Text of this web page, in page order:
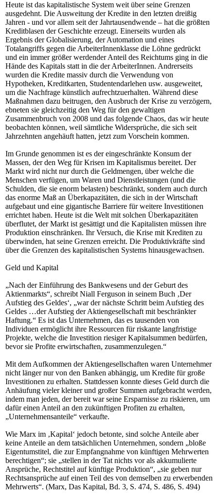
Heute ist das kapitalistische System weit über seine Grenzen
ausgedehnt. Die Ausweitung der Kredite in den letzten dreißig
Jahren - und vor allem seit der Jahrtausendwende – hat die größten
Kreditblasen der Geschichte erzeugt. Einerseits wurden als
Ergebnis der Globalisierung, der Automation und eines
Totalangriffs gegen die ArbeiterInnenklasse die Löhne gedrückt
und ein immer größer werdender Anteil des Reichtums ging in die
Hände des Kapitals statt in die der ArbeiterInnen. Andrerseits
wurden die Kredite massiv durch die Verwendung von
Hypotheken, Kreditkarten, Studentendarlehen usw. ausgeweitet,
um die Nachfrage künstlich aufrechtzuerhalten. Während diese
Maßnahmen dazu beitrugen, den Ausbruch der Krise zu verzögern,
ebneten sie gleichzeitig den Weg für den gewaltigen
Zusammenbruch von 2008 und das folgende Chaos, das wir heute
beobachten können, weil sämtliche Widersprüche, die sich seit
Jahrzehnten angehäuft hatten, jetzt zum Vorschein kommen.
Im Grunde genommen ist es der eingeschränkte Konsum der
Massen, der den Weg für Krisen im Kapitalismus bereitet. Der
Markt wird nicht nur durch die Geldmengen, über welche die
Menschen verfügen, um Waren und Dienstleistungen (und die
Schulden, die sie enorm belasten) beschränkt, sondern auch durch
das enorme Maß an Überkapazitäten, die sich in der Wirtschaft
aufgebaut und eine gigantische Barriere für weitere Investitionen
errichtet haben. Heute ist die Welt mit solchen Überkapazitäten
überflutet, der Markt ist gesättigt und die Kapitalisten müssen ihre
Produktion einschränken. Ihr Versuch, die Krise mit Krediten zu
überwinden, hat seine Grenzen erreicht. Die Produktivkräfte sind
über die Grenzen des kapitalistischen Systems hinausgewachsen.
Geld und Kapital
„Nach der Einführung des Bankwesens und der Geburt des
Aktienmarkts“, schreibt Niall Ferguson in seinem Buch ‚Der
Aufstieg des Geldes‘, „war der nächste Schritt beim Aufstieg des
Geldes …der Aufstieg der Aktiengesellschaft mit beschränkter
Haftung.“ Es ist das Unternehmen, das es tausenden von
Individuen ermöglicht ihre Ressourcen für riskante langfristige
Projekte, welche die Investition riesiger Kapitalsummen bedürfen,
bevor sie Profite erwirtschaften, zusammenzulegen.“
Mit dem Aufkommen der Aktiengesellschaften waren Unternehmer
nicht länger nur von den Banken abhängig, um Kredite für große
Investitionen zu erhalten. Stattdessen konnte dieses Geld durch die
Anhäufung vieler kleiner und großer Summen aufgebracht werden,
indem man jeden, der bereit war seine Ersparnisse zu riskieren, um
dafür einen Anteil an den zukünftigen Profiten zu erhalten,
„Unternehmensanteile“ verkaufte.
Wie Marx im ‚Kapital‘ jedoch betonte, sind solche Anteile aber
keine Anteile an dem tatsächlichen Unternehmen, sondern „bloße
Eigentumstitel, die zur Empfangnahme von künftigen Mehrwerten
berechtigen“; sie „stellen in der Tat nichts vor als akkumulierte
Ansprüche, Rechtstitel auf künftige Produktion“, „sie geben nur
Rechtsansprüche auf einen Teil des von demselben zu erwerbenden
Mehrwerts“. (Marx, Das Kapital, Bd. 3, S. 474, S. 486, S. 494)